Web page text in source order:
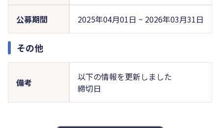
公募期間 2025年04月01日 ~ 2026年03月31日
その他
備考
以下の情報を更新しました
締切日